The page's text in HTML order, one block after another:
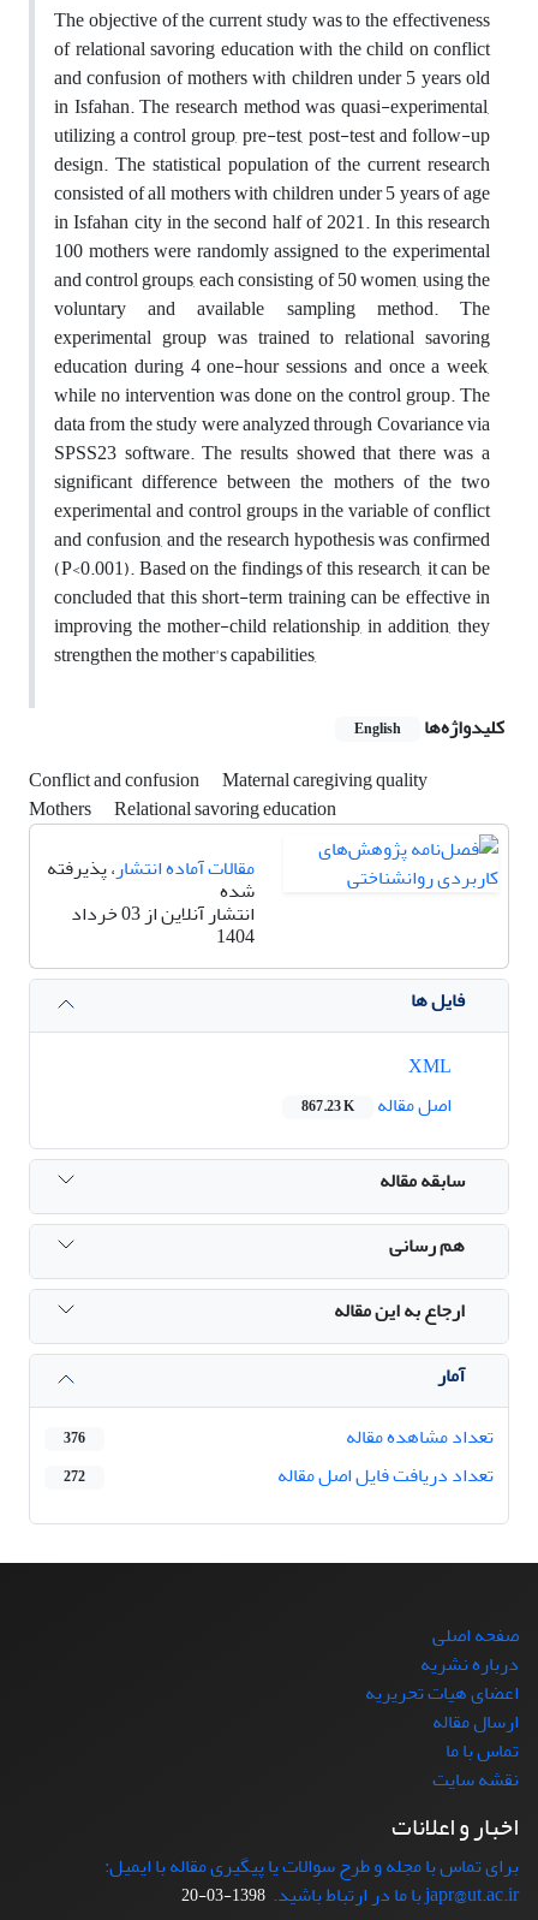
The objective of the current study was to the effectiveness
of relational savoring education with the child on conflict
and confusion of mothers with children under 5 years old
in Isfahan. The research method was quasi-experimental,
utilizing a control group, pre-test, post-test and follow-up
design. The statistical population of the current research
consisted of all mothers with children under 5 years of age
in Isfahan city in the second half of 2021. In this research
100 mothers were randomly assigned to the experimental
and control groups, each consisting of 50 women, using the
voluntary and available sampling method. The
experimental group was trained to relational savoring
education during 4 one-hour sessions and once a week,
while no intervention was done on the control group. The
data from the study were analyzed through Covariance via
SPSS23 software. The results showed that there was a
significant difference between the mothers of the two
experimental and control groups in the variable of conflict
and confusion, and the research hypothesis was confirmed
(P<0.001). Based on the findings of this research, it can be
concluded that this short-term training can be effective in
improving the mother-child relationship, in addition, they
strengthen the mother's capabilities,
کلیدواژه‌ها
English
Conflict and confusion
Maternal caregiving quality
Mothers
Relational savoring education
مقالات آماده انتشار، پذیرفته
شده
انتشار آنلاین از 03 خرداد
1404
فایل ها
اصل مقاله
867.23 K
سابقه مقاله
هم رسانی
ارجاع به این مقاله
آمار
تعداد مشاهده مقاله
376
تعداد دریافت فایل اصل مقاله 272
صفحه اصلی
درباره نشریه
اعضای هیات تحریریه
ارسال مقاله
تماس با ما
نقشه سایت
اخبار و اعلانات
برای تماس با مجله و طرح سوالات یا پیگیری مقاله با ایمیل:
japr@ut.ac.ir با ما در ارتباط باشید.
1398-03-20